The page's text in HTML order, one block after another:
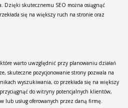
Dzięki skutecznemu SEO można osiągnąć
się na większy ruch na stronie oraz
warto uwzględnić przy planowaniu działań
skuteczne pozycjonowanie strony pozwala na
wyszukiwania, co przekłada się na większy
do witryny potencjalnych klientów,
lub usług oferowanych przez daną firmę.